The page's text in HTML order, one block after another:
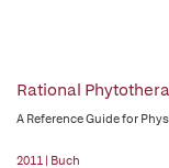
Rational
A Reference Guide for
2011 | Buch